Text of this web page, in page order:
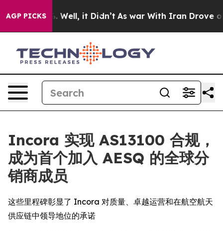
AGP PICKS
40%. Well, it Didn’t As war With Iran Drove oil
Incora 实现 AS13100 合规，
成为首个加入 AESQ 的全球分
销商成员
这些里程碑彰显了 Incora 对质量、卓越运营和在航空航天
供应链中领导地位的承诺